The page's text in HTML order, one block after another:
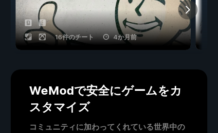
16件のチート 4か月前
WeModで安全にゲームをカ
スタマイズ
コミュニティに加わってくれている世界中の